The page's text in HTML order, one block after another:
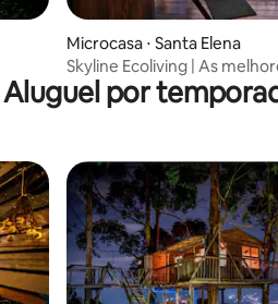
Microcasa ⋅ Santa Elena
Skyline Ecoliving | As
Medellín | Jacuzzi
Aluguel por